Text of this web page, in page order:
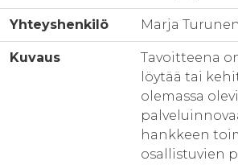
Yhteyshenkilö Marja Turunen
Kuvaus
Tavoitteena
löytää tai
olemassa
hankkeen
osallistuvien